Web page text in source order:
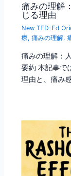
痛みの理解
じる理由
New TED-Ed
療,痛みの理解,
痛みの理解：
要約 本記事で
理由と、痛み